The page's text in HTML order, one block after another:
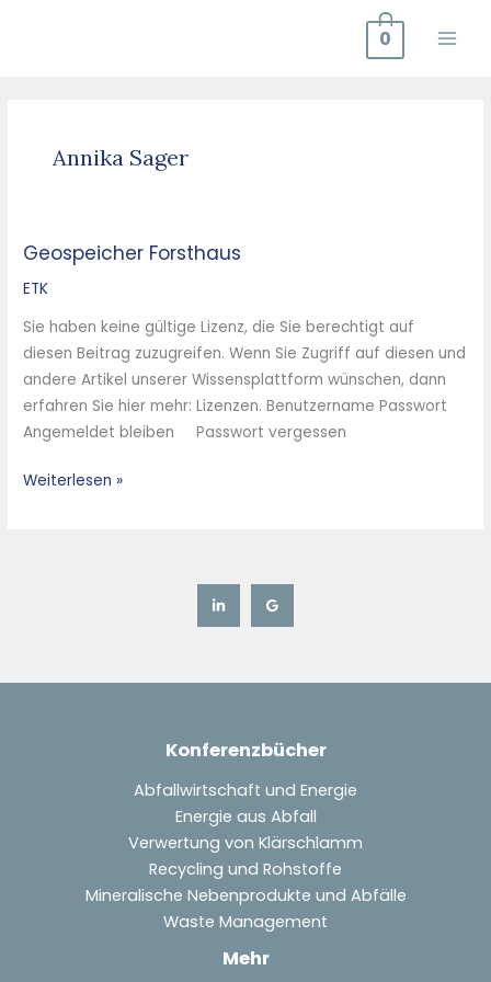
0
Annika Sager
Geospeicher Forsthaus
ETK
Sie haben keine gültige Lizenz, die Sie berechtigt auf
diesen Beitrag zuzugreifen. Wenn Sie Zugriff auf diesen und
andere Artikel unserer Wissensplattform wünschen, dann
erfahren Sie hier mehr: Lizenzen. Benutzername Passwort
Angemeldet bleiben Passwort vergessen
Geospeicher
Forsthaus
Weiterlesen »
Konferenzbücher
Abfallwirtschaft und Energie
Energie aus Abfall
Verwertung von Klärschlamm
Recycling und Rohstoffe
Mineralische Nebenprodukte und Abfälle
Waste Management
Mehr